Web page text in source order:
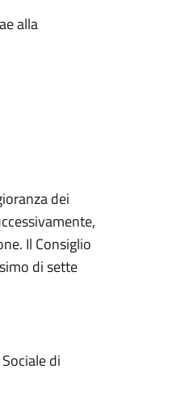
alla
dei
Il Consiglio
di sette
di